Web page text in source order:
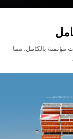
مؤتمتة بالكامل، مما